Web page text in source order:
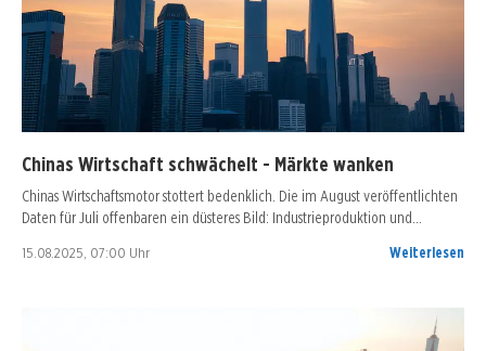
Chinas Wirtschaft schwächelt - Märkte wanken
Chinas Wirtschaftsmotor stottert bedenklich. Die im August veröffentlichten
Daten für Juli offenbaren ein düsteres Bild: Industrieproduktion und…
15.08.2025, 07:00 Uhr Weiterlesen